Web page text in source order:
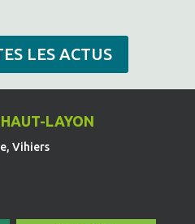
LES ACTUS
LAYON
Vihiers